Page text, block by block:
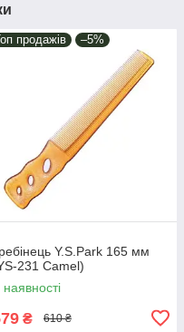
продажів –5%
Y.S.Park 165 мм
231 Camel)
наявності
₴ 610 ₴